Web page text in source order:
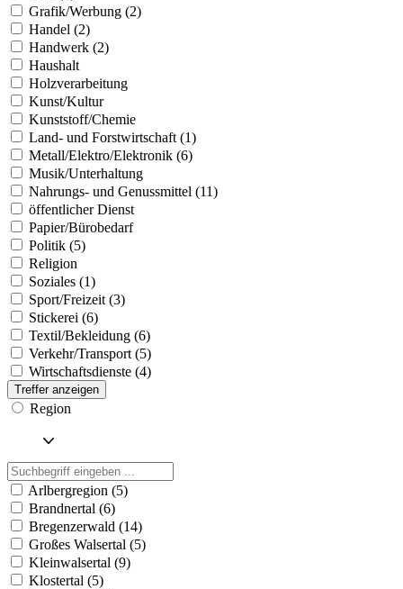
Grafik/Werbung (2)
Handel (2)
Handwerk (2)
Haushalt
Holzverarbeitung
Kunst/Kultur
Kunststoff/Chemie
Land- und Forstwirtschaft (1)
Metall/Elektro/Elektronik (6)
Musik/Unterhaltung
Nahrungs- und Genussmittel (11)
öffentlicher Dienst
Papier/Bürobedarf
Politik (5)
Religion
Soziales (1)
Sport/Freizeit (3)
Stickerei (6)
Textil/Bekleidung (6)
Verkehr/Transport (5)
Wirtschaftsdienste (4)
Treffer anzeigen
Region
Arlbergregion (5)
Brandnertal (6)
Bregenzerwald (14)
Großes Walsertal (5)
Kleinwalsertal (9)
Klostertal (5)